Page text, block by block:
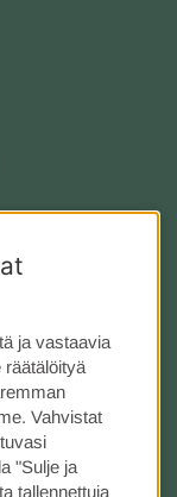
ja vastaavia
räätälöityä
Vahvistat
"Sulje ja
tallennettuja